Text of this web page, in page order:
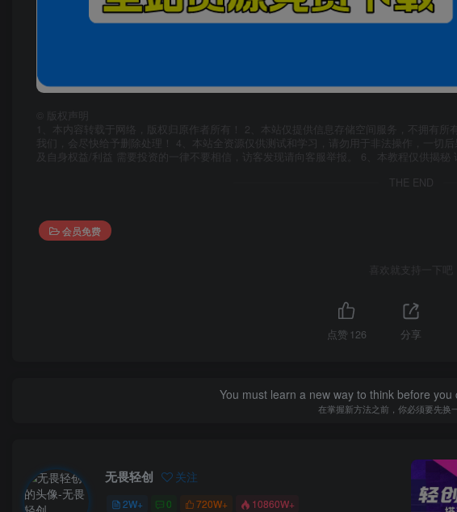
版权声明
1、本内容转载于网络，版权归原作者所有！ 2、本站仅提供信息存储空间服务，不拥有
我们，会尽快给予删除处理！ 4、本站全资源仅供测试和学习，请勿用于非法操作，一切
及自身权益/利益 需要投资的一律不要相信，访客发现请向客服举报。 6、本教程仅供揭秘
THE END
会员免费
喜欢就支持一下吧
点赞 126 分享
You must learn a new way to think before
在掌握新方法之前，你必须要先换
无畏轻创 关注
2W+ 0 720W+ 10860W+